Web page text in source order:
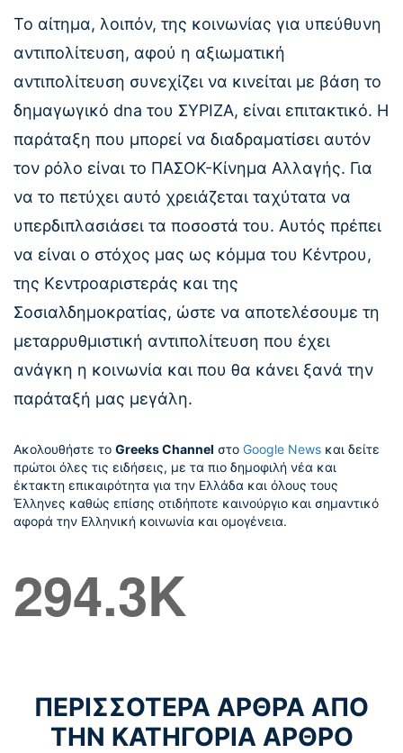
Το αίτημα, λοιπόν, της κοινωνίας για υπεύθυνη
αντιπολίτευση, αφού η αξιωματική
αντιπολίτευση συνεχίζει να κινείται με βάση το
δημαγωγικό dna του ΣΥΡΙΖΑ, είναι επιτακτικό. Η
παράταξη που μπορεί να διαδραματίσει αυτόν
τον ρόλο είναι το ΠΑΣΟΚ-Κίνημα Αλλαγής. Για
να το πετύχει αυτό χρειάζεται ταχύτατα να
υπερδιπλασιάσει τα ποσοστά του. Αυτός πρέπει
να είναι ο στόχος μας ως κόμμα του Κέντρου,
της Κεντροαριστεράς και της
Σοσιαλδημοκρατίας, ώστε να αποτελέσουμε τη
μεταρρυθμιστική αντιπολίτευση που έχει
ανάγκη η κοινωνία και που θα κάνει ξανά την
παράταξή μας μεγάλη.
Ακολουθήστε το Greeks Channel στο Google News και δείτε
πρώτοι όλες τις ειδήσεις, με τα πιο δημοφιλή νέα και
έκτακτη επικαιρότητα για την Ελλάδα και όλους τους
Έλληνες καθώς επίσης οτιδήποτε καινούργιο και σημαντικό
αφορά την Ελληνική κοινωνία και ομογένεια.
294.3K
ΠΕΡΙΣΣΟΤΕΡΑ ΑΡΘΡΑ ΑΠΟ
ΤΗΝ ΚΑΤΗΓΟΡΙΑ ΑΡΘΡΟ